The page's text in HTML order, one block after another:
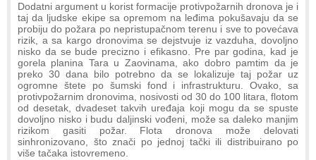
Dodatni argument u korist formacije protivpožarnih dronova je i
taj da ljudske ekipe sa opremom na leđima pokušavaju da se
probiju do požara po nepristupačnom terenu i sve to povećava
rizik, a sa kargo dronovima se dejstvuje iz vazduha, dovoljno
nisko da se bude precizno i efikasno. Pre par godina, kad je
gorela planina Tara u Zaovinama, ako dobro pamtim da je
preko 30 dana bilo potrebno da se lokalizuje taj požar uz
ogromne štete po šumski fond i infrastrukturu. Ovako, sa
protivpožarnim dronovima, nosivosti od 30 do 100 litara, flotom
od desetak, dvadeset takvih uređaja koji mogu da se spuste
dovoljno nisko i budu daljinski vođeni, može sa daleko manjim
rizikom gasiti požar. Flota dronova može delovati
sinhronizovano, što znači po jednoj tački ili distribuirano po
više tačaka istovremeno.